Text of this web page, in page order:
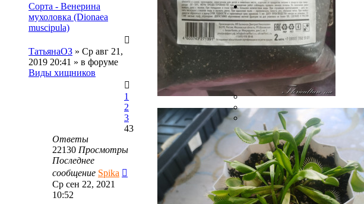
Сорта - Венерина
мухоловка (Dionaea
muscipula)
ТатьянаОЗ » Ср авг 21,
2019 20:41 » в форуме
Виды хищников
1
2
3
43
Ответы
22130 Просмотры
Последнее
сообщение Spika
Ср сен 22, 2021
10:52